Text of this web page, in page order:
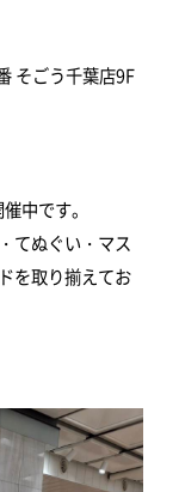
そごう千葉店9F
中です。
てぬぐい・マス
を取り揃えてお